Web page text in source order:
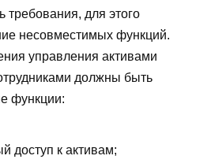
требования, для этого
несовместимых функций.
управления активами
должны быть
функции:
доступ к активам;